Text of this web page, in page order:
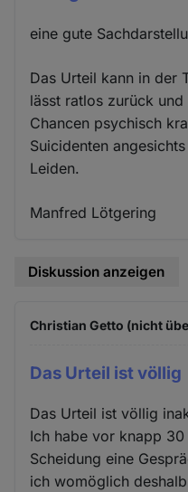
eine gute
Das Urteil kann in der
lässt ratlos zurück
Chancen psychisch
Suicidenten
Leiden.
Manfred Lötgering
Diskussion anzeigen
Christian Getto (nicht
Das Urteil ist völlig
Das Urteil ist völlig
Ich habe vor knapp
Scheidung eine
ich womöglich